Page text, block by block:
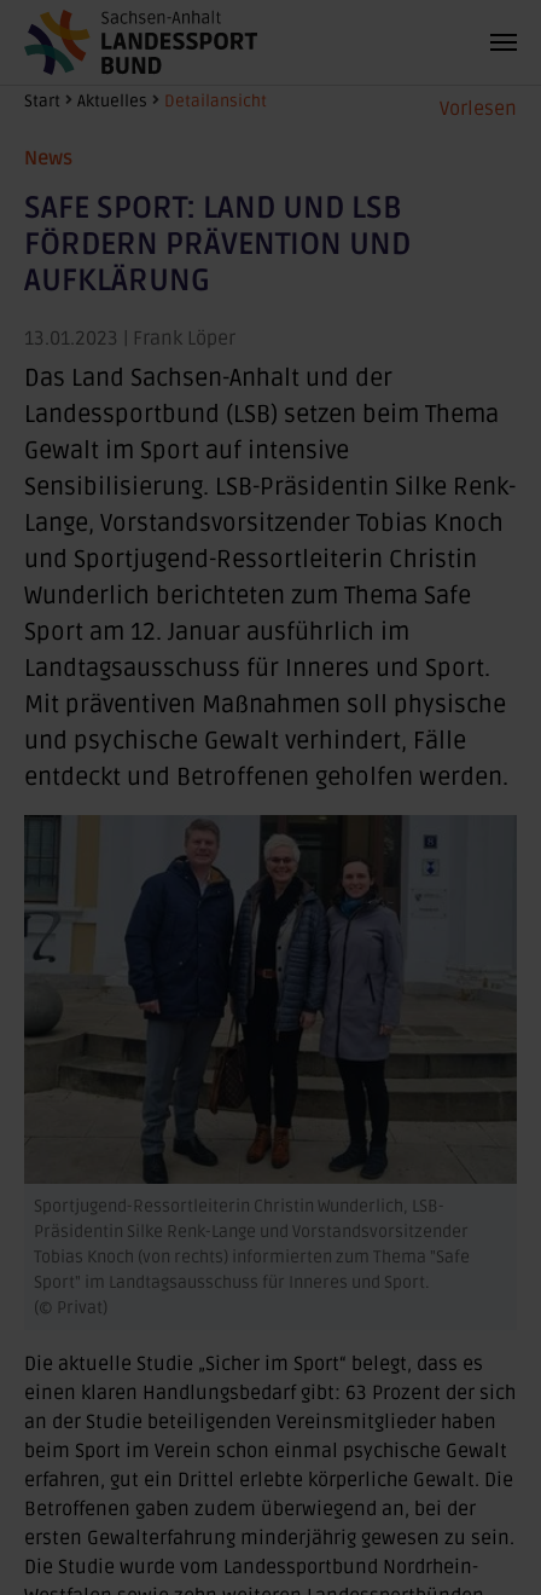
Zum Hauptinhalt springen Vorlesen
Sie sind hier:
Start Aktuelles Detailansicht
News
SAFE SPORT: LAND UND LSB
FÖRDERN PRÄVENTION UND
AUFKLÄRUNG
13.01.2023 | Frank Löper
Das Land Sachsen-Anhalt und der
Landessportbund (LSB) setzen beim Thema
Gewalt im Sport auf intensive
Sensibilisierung. LSB-Präsidentin Silke Renk-
Lange, Vorstandsvorsitzender Tobias Knoch
und Sportjugend-Ressortleiterin Christin
Wunderlich berichteten zum Thema Safe
Sport am 12. Januar ausführlich im
Landtagsausschuss für Inneres und Sport.
Mit präventiven Maßnahmen soll physische
und psychische Gewalt verhindert, Fälle
entdeckt und Betroffenen geholfen werden.
Sportjugend-Ressortleiterin Christin Wunderlich, LSB-
Präsidentin Silke Renk-Lange und Vorstandsvorsitzender
Tobias Knoch (von rechts) informierten zum Thema "Safe
Sport" im Landtagsausschuss für Inneres und Sport.
(© Privat)
Die aktuelle Studie „Sicher im Sport“ belegt, dass es
einen klaren Handlungsbedarf gibt: 63 Prozent der sich
an der Studie beteiligenden Vereinsmitglieder haben
beim Sport im Verein schon einmal psychische Gewalt
erfahren, gut ein Drittel erlebte körperliche Gewalt. Die
Betroffenen gaben zudem überwiegend an, bei der
ersten Gewalterfahrung minderjährig gewesen zu sein.
Die Studie wurde vom Landessportbund Nordrhein-